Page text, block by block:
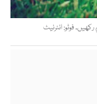
فوٹو: انٹرنیٹ